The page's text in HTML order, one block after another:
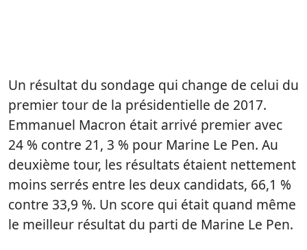
Un résultat du sondage qui change de celui du
premier tour de la présidentielle de 2017.
Emmanuel Macron était arrivé premier avec
24 % contre 21, 3 % pour Marine Le Pen. Au
deuxième tour, les résultats étaient nettement
moins serrés entre les deux candidats, 66,1 %
contre 33,9 %. Un score qui était quand même
le meilleur résultat du parti de Marine Le Pen.